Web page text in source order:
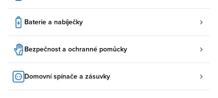
Baterie a nabíječky
Bezpečnost a ochranné pomůcky
Domovní spínače a zásuvky